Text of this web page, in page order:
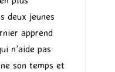
deux jeunes
apprend
n’aide pas
son temps et